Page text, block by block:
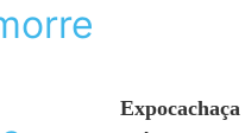
Expocachaça